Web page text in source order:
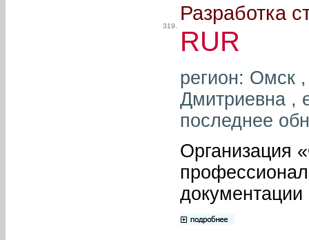
319.
Разработка
RUR
регион: Омск
Дмитриевна ,
последнее
Организация
документации